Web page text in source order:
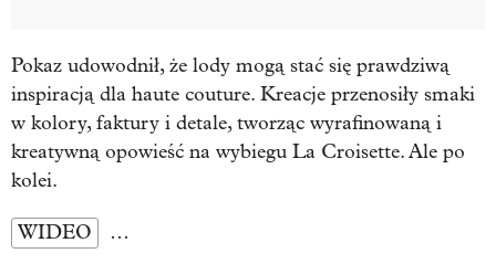
Pokaz udowodnił, że lody mogą stać się prawdziwą
inspiracją dla haute couture. Kreacje przenosiły smaki
w kolory, faktury i detale, tworząc wyrafinowaną i
kreatywną opowieść na wybiegu La Croisette. Ale po
kolei.
WIDEO …